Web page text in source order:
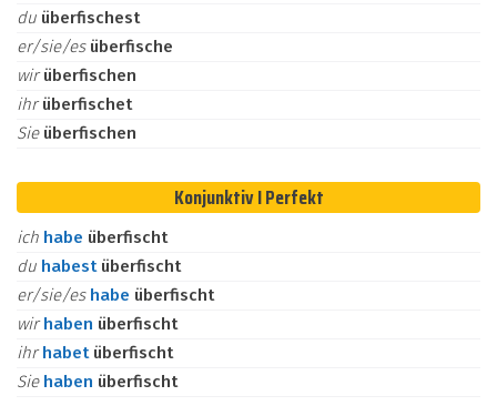
du überfischest
er/sie/es überfische
wirüberfischen
ihrüberfischet
Sie überfischen
Konjunktiv I Perfekt
ich habe überfischt
du habest überfischt
er/sie/es habe überfischt
wirhaben überfischt
ihrhabet überfischt
Sie haben überfischt